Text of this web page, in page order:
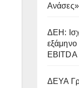
ΔΕΗ:
EBITDA
ΔΕΥΑ